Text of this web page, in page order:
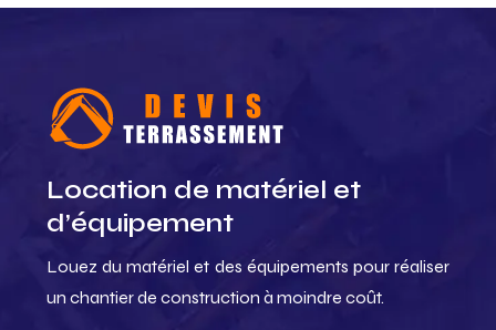
Location de matériel et
d’équipement
Louez du matériel et des équipements pour réaliser
un chantier de construction à moindre coût.